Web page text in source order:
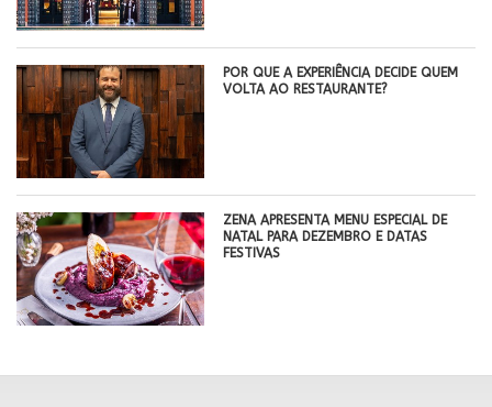
POR QUE A EXPERIÊNCIA DECIDE QUEM
VOLTA AO RESTAURANTE?
ZENA APRESENTA MENU ESPECIAL DE
NATAL PARA DEZEMBRO E DATAS
FESTIVAS